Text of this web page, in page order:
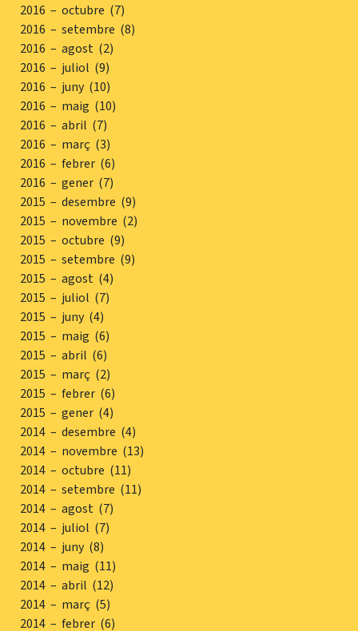
2016 – octubre (7)
2016 – setembre (8)
2016 – agost (2)
2016 – juliol (9)
2016 – juny (10)
2016 – maig (10)
2016 – abril (7)
2016 – març (3)
2016 – febrer (6)
2016 – gener (7)
2015 – desembre (9)
2015 – novembre (2)
2015 – octubre (9)
2015 – setembre (9)
2015 – agost (4)
2015 – juliol (7)
2015 – juny (4)
2015 – maig (6)
2015 – abril (6)
2015 – març (2)
2015 – febrer (6)
2015 – gener (4)
2014 – desembre (4)
2014 – novembre (13)
2014 – octubre (11)
2014 – setembre (11)
2014 – agost (7)
2014 – juliol (7)
2014 – juny (8)
2014 – maig (11)
2014 – abril (12)
2014 – març (5)
2014 – febrer (6)